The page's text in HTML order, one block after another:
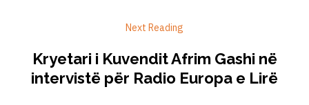
Next Reading
Kryetari i Kuvendit Afrim Gashi në
intervistë për Radio Europa e Lirë